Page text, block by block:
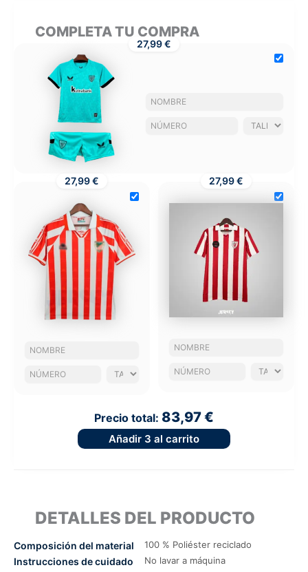
COMPLETA TU COMPRA
27,99 €
27,99 € 27,99 €
Precio total: 83,97 €
Añadir 3 al carrito
DETALLES DEL PRODUCTO
Composición del material 100 % Poliéster reciclado
Instrucciones de cuidado No lavar a máquina